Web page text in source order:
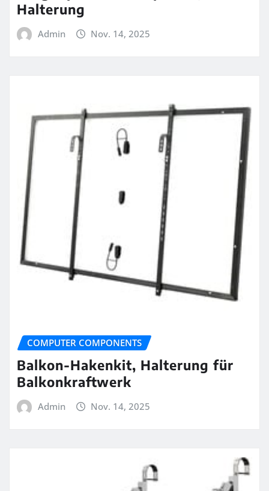
Halterung
Admin Nov. 14, 2025
COMPUTER COMPONENTS
Balkon-Hakenkit, Halterung für
Balkonkraftwerk
Admin Nov. 14, 2025